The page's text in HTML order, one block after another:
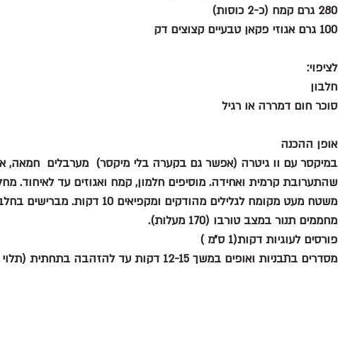
280 גרם קמח (כ-2 כוסות)
100 גרם אגוזי פקאן טבעיים קצוצים דק
לציפוי:
חלבון
סוכר חום דמררה או רגיל
אופן ההכנה
במיקסר עם וו גיטרה (אפשר גם בקערה בלי מיקסר)  מערבלים  חמאה,
שהתערובת קרמית ואחידה. מוסיפים חלמון, קמח ואגוזים עד לאיחוד.
משטח מעט מקומח לגלילים מהודקים ומקפיאים 10 דקות. מברישים בחלבון את הגלילים ומפזרים סוכר.
מחממים תנור במצב טורבו (170 מעלות).
פורסים לעוגיות דקות(1 ס״מ )
מסדרים בתבניות ואופים במשך 12-15 דקות עד להזהבה בתחתית (תלוי בעוצמת התנור)